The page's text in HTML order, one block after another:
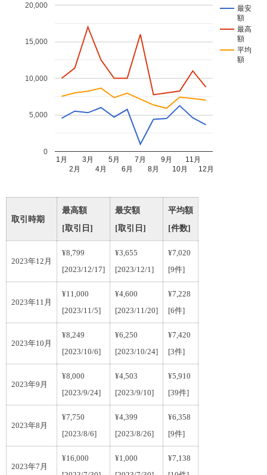
最安
額
最高
額
平均
額
1月
2月
3月
4月
5月
6月
7月
8月
9月
10月
11月
12月
0
5,000
10,000
15,000
20,000
取引時期
最高額
[取引日]
最安額
[取引日]
平均額
[件数]
2023年12月
¥8,799
[2023/12/17]
¥3,655
[2023/12/1]
¥7,020
[9件]
2023年11月
¥11,000
[2023/11/5]
¥4,600
[2023/11/20]
¥7,228
[6件]
2023年10月
¥8,249
[2023/10/6]
¥6,250
[2023/10/24]
¥7,420
[3件]
2023年9月
¥8,000
[2023/9/24]
¥4,503
[2023/9/10]
¥5,910
[39件]
2023年8月
¥7,750
[2023/8/6]
¥4,399
[2023/8/26]
¥6,358
[9件]
2023年7月
¥16,000
¥1,000
¥7,138